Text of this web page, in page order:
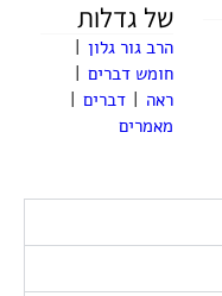
של גדלות
הרב גור גלון |
חומש דברים |
ראה | דברים |
מאמרים